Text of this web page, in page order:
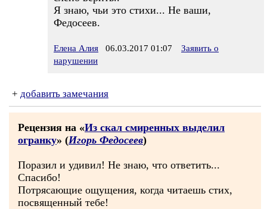
Я знаю, чьи это стихи... Не ваши,
Федосеев.
Елена Алия 06.03.2017 01:07
Заявить о
нарушении
+ добавить замечания
Рецензия на «Из скал смиренных выделил
огранку» (Игорь Федосеев)
Поразил и удивил! Не знаю, что ответить...
Спасибо!
Потрясающие ощущения, когда читаешь стих,
посвященный тебе!